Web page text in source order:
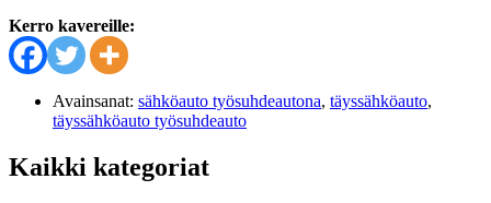
Kerro kavereille:
Avainsanat: sähköauto työsuhdeautona, täyssähköauto,
täyssähköauto työsuhdeauto
Kaikki kategoriat